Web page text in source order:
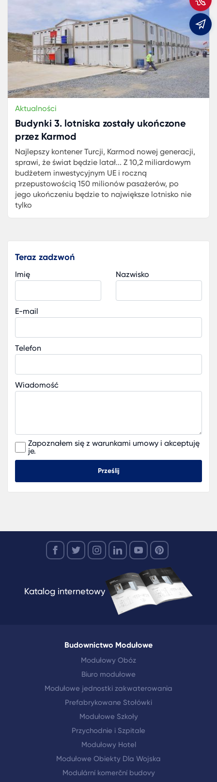
Aktualności
Budynki 3. lotniska zostały ukończone
przez Karmod
Najlepszy kontener Turcji, Karmod nowej generacji,
sprawi, że świat będzie latał... Z 10,2 miliardowym
budżetem inwestycyjnym UE i roczną
przepustowością 150 milionów pasażerów, po
jego ukończeniu będzie to największe lotnisko nie
tylko
Teraz zadzwoń
Imię Nazwisko
E-mail
Telefon
Wiadomość
Zapoznałem się z warunkami umowy i akceptuję
je.
Prześlij
Katalog internetowy
Budownictwo Modułowe
Modułowy Obóz
Biuro modułowe
Modułowe jednostki zakwaterowania
Prefabrykowane Stołówki
Modułowe Szkoły
Przychodnie i Szpitale
Modułowy Hotel
Modułowe Obiekty Dla Wojska
Modulární komerční budovy